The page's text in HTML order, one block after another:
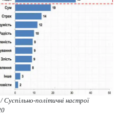
політичні настрої